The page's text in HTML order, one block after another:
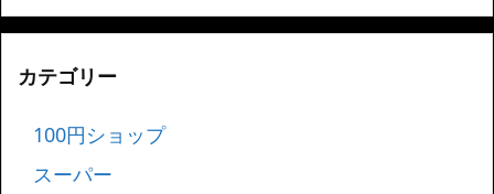
カテゴリー
100円ショップ
スーパー